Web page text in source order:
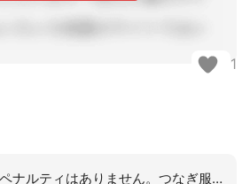
1
在宅では身体拘束のペナルティはありません。つなぎ服を着なくてもいい対応策を検討し